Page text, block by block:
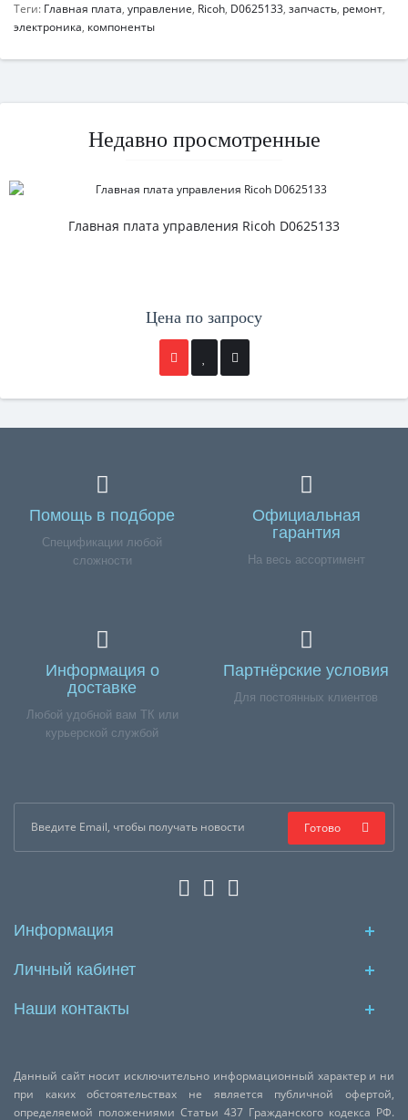
Теги: Главная плата, управление, Ricoh, D0625133, запчасть, ремонт,
электроника, компоненты
Недавно просмотренные
Главная плата управления Ricoh D0625133
Цена по запросу
Помощь в подборе
Спецификации любой
сложности
Официальная
гарантия
На весь ассортимент
Информация о
доставке
Любой удобной вам ТК или
курьерской службой
Партнёрские условия
Для постоянных клиентов
Готово
Информация
Личный кабинет
Наши контакты
Данный сайт носит исключительно информационный характер и ни
при каких обстоятельствах не является публичной офертой,
определяемой положениями Статьи 437 Гражданского кодекса РФ.